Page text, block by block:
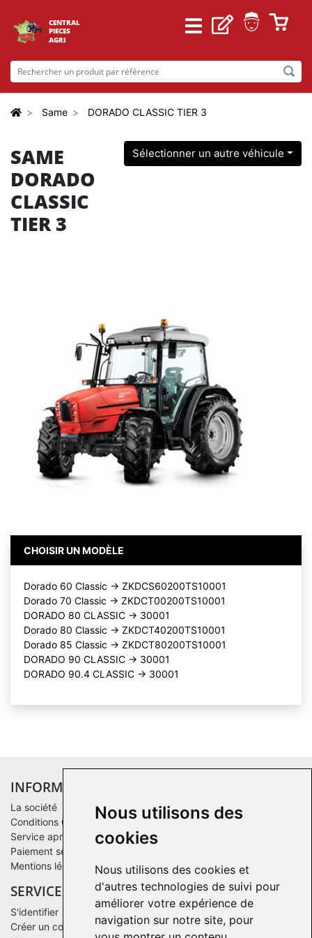
Nous utilisons des
cookies
Nous utilisons des cookies et
d'autres technologies de suivi pour
améliorer votre expérience de
navigation sur notre site, pour
CENTRAL
PIECES
AGRI
Same DORADO CLASSIC TIER 3
SAME
DORADO
CLASSIC
TIER 3
Sélectionner un autre véhicule
CHOISIR UN MODÈLE
Dorado 60 Classic -> ZKDCS60200TS10001
Dorado 70 Classic -> ZKDCT00200TS10001
DORADO 80 CLASSIC -> 30001
Dorado 80 Classic -> ZKDCT40200TS10001
Dorado 85 Classic -> ZKDCT80200TS10001
DORADO 90 CLASSIC -> 30001
DORADO 90.4 CLASSIC -> 30001
INFORMATIONS
La société
Conditions Générales de Vente
Service après-vente
Paiement sécurisé
Mentions légales
SERVICE CLIENTS
S'identifier
Créer un compte